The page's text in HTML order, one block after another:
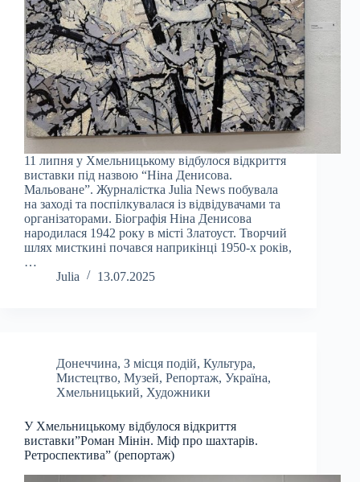
11 липня у Хмельницькому відбулося відкриття
виставки під назвою “Ніна Денисова.
Мальоване”. Журналістка Julia News побувала
на заході та поспілкувалася із відвідувачами та
організаторами. Біографія Ніна Денисова
народилася 1942 року в місті Златоуст. Творчий
шлях мисткині почався наприкінці 1950-х років,
…
Julia
13.07.2025
Донеччина, З місця подій, Культура,
Мистецтво, Музей, Репортаж, Україна,
Хмельницький, Художники
У Хмельницькому відбулося відкриття
виставки”Роман Мінін. Міф про шахтарів.
Ретроспектива” (репортаж)